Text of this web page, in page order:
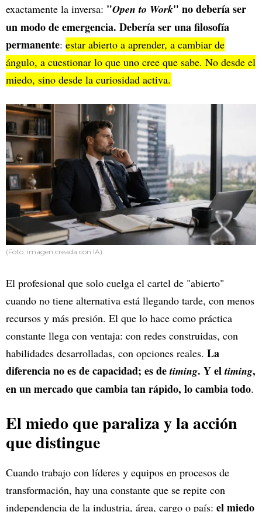
exactamente la inversa: "Open to Work" no debería ser
un modo de emergencia. Debería ser una filosofía
permanente: estar abierto a aprender, a cambiar de
ángulo, a cuestionar lo que uno cree que sabe. No desde el
miedo, sino desde la curiosidad activa.
(Foto: imagen creada con IA).
El profesional que solo cuelga el cartel de "abierto"
cuando no tiene alternativa está llegando tarde, con menos
recursos y más presión. El que lo hace como práctica
constante llega con ventaja: con redes construidas, con
habilidades desarrolladas, con opciones reales. La
diferencia no es de capacidad; es detiming. Y eltiming,
en un mercado que cambia tan rápido, lo cambia todo.
El miedo que paraliza y la acción
que distingue
Cuando trabajo con líderes y equipos en procesos de
transformación, hay una constante que se repite con
independencia de la industria, área, cargo o país: el miedo